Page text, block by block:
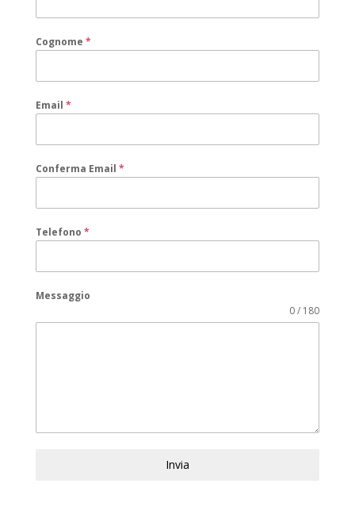
Cognome *
Email *
Conferma Email *
Telefono *
Messaggio
0 / 180
Invia